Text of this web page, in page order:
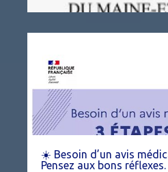
☀️ Besoin d’un avis
Pensez aux bons réflexes.